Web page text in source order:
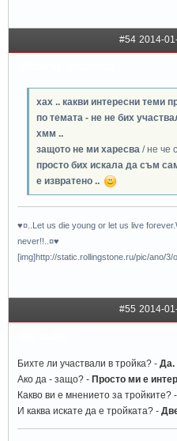
#54 2014-
хах .. какви интересни теми
по темата - не не бих
хмм ..
защото не ми харесва / не че
просто бих искала да съм
е извратено ..
♥¤..Let us die young or let us live
never!!..¤♥
[img]http://static.rollingstone.ru/pic/ano/3/
#55 2014-
Бихте ли участвали в тройка? - Да.
Ако да - защо? - Просто ми е
Какво ви е мнението за тройките? -
И каква искате да е тройката? -